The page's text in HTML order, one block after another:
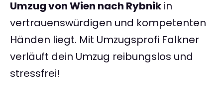
Umzug von Wien nach Rybnik in
vertrauenswürdigen und kompetenten
Händen liegt. Mit Umzugsprofi Falkner
verläuft dein Umzug reibungslos und
stressfrei!